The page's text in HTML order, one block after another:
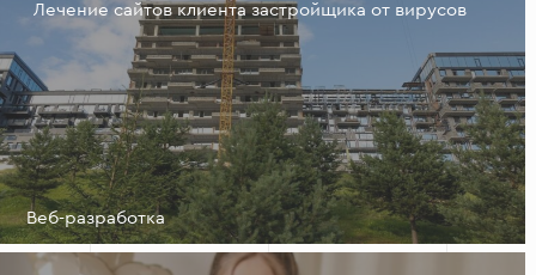
Лечение сайтов клиента застройщика от вирусов
Веб-разработка